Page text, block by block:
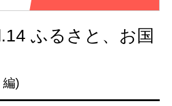
ふるさと、お国
編)